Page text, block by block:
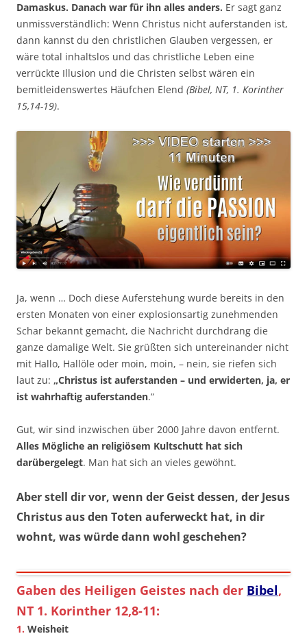
Damaskus. Danach war für ihn alles anders. Er sagt ganz
unmissverständlich: Wenn Christus nicht auferstanden ist,
dann kannst du den christlichen Glauben vergessen, er
wäre total inhaltslos und das christliche Leben eine
verrückte Illusion und die Christen selbst wären ein
bemitleidenswertes Häufchen Elend (Bibel, NT, 1. Korinther
15,14-19).
Ja, wenn … Doch diese Auferstehung wurde bereits in den
ersten Monaten von einer explosionsartig zunehmenden
Schar bekannt gemacht, die Nachricht durchdrang die
ganze damalige Welt. Sie grüßten sich untereinander nicht
mit Hallo, Hallöle oder moin, moin, – nein, sie riefen sich
laut zu: „Christus ist auferstanden – und erwiderten, ja, er
ist wahrhaftig auferstanden.“
Gut, wir sind inzwischen über 2000 Jahre davon entfernt.
Alles Mögliche an religiösem Kultschutt hat sich
darübergelegt. Man hat sich an vieles gewöhnt.
Aber stell dir vor, wenn der Geist dessen, der Jesus
Christus aus den Toten auferweckt hat, in dir
wohnt, was würde dann wohl geschehen?
Gaben des Heiligen Geistes nach der Bibel,
NT 1. Korinther 12,8-11:
1. Weisheit